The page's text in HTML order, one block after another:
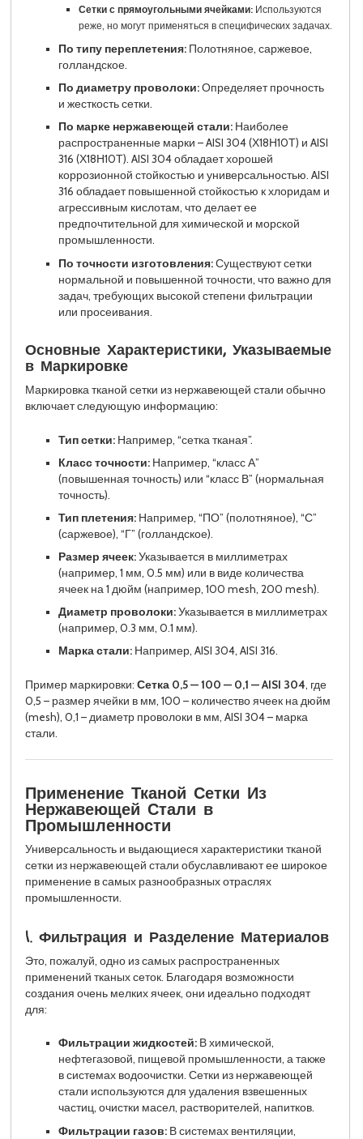
Сетки с прямоугольными ячейками:Используются
реже, но могут применяться в специфических задачах.
По типу переплетения:Полотняное, саржевое,
голландское.
По диаметру проволоки:Определяет прочность
и жесткость сетки.
По марке нержавеющей стали:Наиболее
распространенные марки – AISI 304 (Х18Н10Т) и AISI
316 (Х18Н10Т). AISI 304 обладает хорошей
коррозионной стойкостью и универсальностью. AISI
316 обладает повышенной стойкостью к хлоридам и
агрессивным кислотам, что делает ее
предпочтительной для химической и морской
промышленности.
По точности изготовления:Существуют сетки
нормальной и повышенной точности, что важно для
задач, требующих высокой степени фильтрации
или просеивания.
Основные Характеристики, Указываемые
в Маркировке
Маркировка тканой сетки из нержавеющей стали обычно
включает следующую информацию:
Тип сетки:Например, “сетка тканая”.
Класс точности:Например, “класс А”
(повышенная точность) или “класс В” (нормальная
точность).
Тип плетения:Например, “ПО” (полотняное), “С”
(саржевое), “Г” (голландское).
Размер ячеек:Указывается в миллиметрах
(например, 1 мм, 0.5 мм) или в виде количества
ячеек на 1 дюйм (например, 100 mesh, 200 mesh).
Диаметр проволоки:Указывается в миллиметрах
(например, 0.3 мм, 0.1 мм).
Марка стали:Например, AISI 304, AISI 316.
Пример маркировки:Сетка 0,5 — 100 — 0,1 — AISI 304, где
0,5 – размер ячейки в мм, 100 – количество ячеек на дюйм
(mesh), 0,1 – диаметр проволоки в мм, AISI 304 – марка
стали.
Применение Тканой Сетки Из
Нержавеющей Стали в
Промышленности
Универсальность и выдающиеся характеристики тканой
сетки из нержавеющей стали обуславливают ее широкое
применение в самых разнообразных отраслях
промышленности.
1. Фильтрация и Разделение Материалов
Это, пожалуй, одно из самых распространенных
применений тканых сеток. Благодаря возможности
создания очень мелких ячеек, они идеально подходят
для:
Фильтрации жидкостей:В химической,
нефтегазовой, пищевой промышленности, а также
в системах водоочистки. Сетки из нержавеющей
стали используются для удаления взвешенных
частиц, очистки масел, растворителей, напитков.
Фильтрации газов:В системах вентиляции,